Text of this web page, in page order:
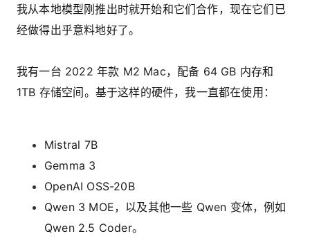
我从本地模型刚推出时就开始和它们合作，现在它们已
经做得出乎意料地好了。
我有一台 2022 年款 M2 Mac，配备 64 GB 内存和
1TB 存储空间。基于这样的硬件，我一直都在使用：
Mistral 7B
Gemma 3
OpenAI OSS-20B
Qwen 3 MOE，以及其他一些 Qwen 变体，例如
Qwen 2.5 Coder。